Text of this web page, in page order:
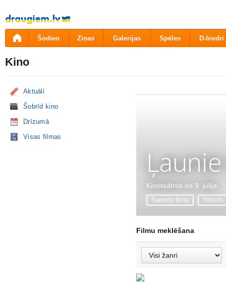
Pāriet
uz
saturu
Šodien Ziņas Galerijas Spēles D-biedri
Kino
Aktuāli
Šobrīd kino
Drīzumā
Visas filmas
Kinoteātros no 9. jūlija
Šausmu filma Trilleris
Filmu meklēšana